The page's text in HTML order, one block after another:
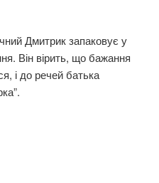
Дмитрик запаковує у
Він вірить, що бажання
і до речей батька